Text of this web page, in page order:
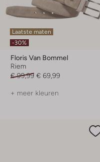
Laatste maten
-30%
Floris Van Bommel
Riem
€ 99,99 € 69,99
+ meer kleuren